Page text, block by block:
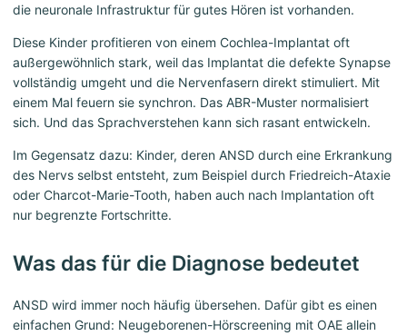
die neuronale Infrastruktur für gutes Hören ist vorhanden.
Diese Kinder profitieren von einem Cochlea-Implantat oft
außergewöhnlich stark, weil das Implantat die defekte Synapse
vollständig umgeht und die Nervenfasern direkt stimuliert. Mit
einem Mal feuern sie synchron. Das ABR-Muster normalisiert
sich. Und das Sprachverstehen kann sich rasant entwickeln.
Im Gegensatz dazu: Kinder, deren ANSD durch eine Erkrankung
des Nervs selbst entsteht, zum Beispiel durch Friedreich-Ataxie
oder Charcot-Marie-Tooth, haben auch nach Implantation oft
nur begrenzte Fortschritte.
Was das für die Diagnose bedeutet
ANSD wird immer noch häufig übersehen. Dafür gibt es einen
einfachen Grund: Neugeborenen-Hörscreening mit OAE allein